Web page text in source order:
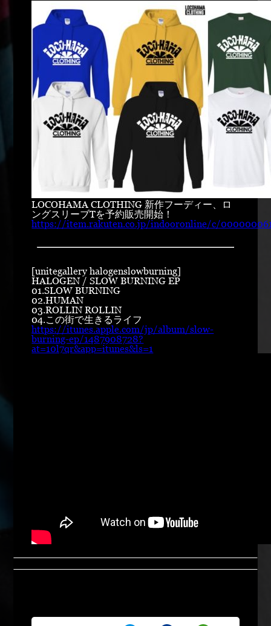
LOCOHAMA CLOTHING 新作フーディー、ロ
ングスリーブTを予約販売開始！
https://item.rakuten.co.jp/indooronline/c/
[unitegallery halogenslowburning]
HALOGEN / SLOW BURNING EP
01.SLOW BURNING
02.HUMAN
03.ROLLIN ROLLIN
04.この街で生きるライフ
https://itunes.apple.com/jp/album/slow-
burning-ep/1487908728?
at=10l7qr&app=itunes&ls=1